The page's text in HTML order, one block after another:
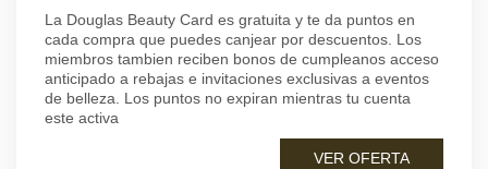
La Douglas Beauty Card es gratuita y te da puntos en
cada compra que puedes canjear por descuentos. Los
miembros tambien reciben bonos de cumpleanos acceso
anticipado a rebajas e invitaciones exclusivas a eventos
de belleza. Los puntos no expiran mientras tu cuenta
este activa
VER OFERTA